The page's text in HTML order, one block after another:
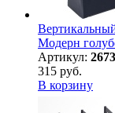
Модерн
Артикул:
315 руб.
В корзину